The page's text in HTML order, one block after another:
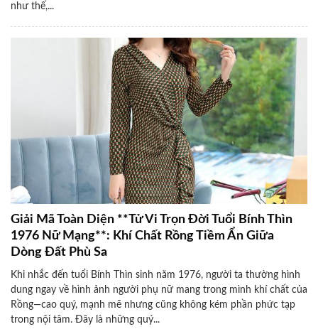
như thế,...
Giải Mã Toàn Diện **Tử Vi Trọn Đời Tuổi Bính Thìn
1976 Nữ Mạng**: Khí Chất Rồng Tiềm Ẩn Giữa
Dòng Đất Phù Sa
Khi nhắc đến tuổi Bính Thìn sinh năm 1976, người ta thường hình
dung ngay về hình ảnh người phụ nữ mang trong mình khí chất của
Rồng—cao quý, mạnh mẽ nhưng cũng không kém phần phức tạp
trong nội tâm. Đây là những quý...